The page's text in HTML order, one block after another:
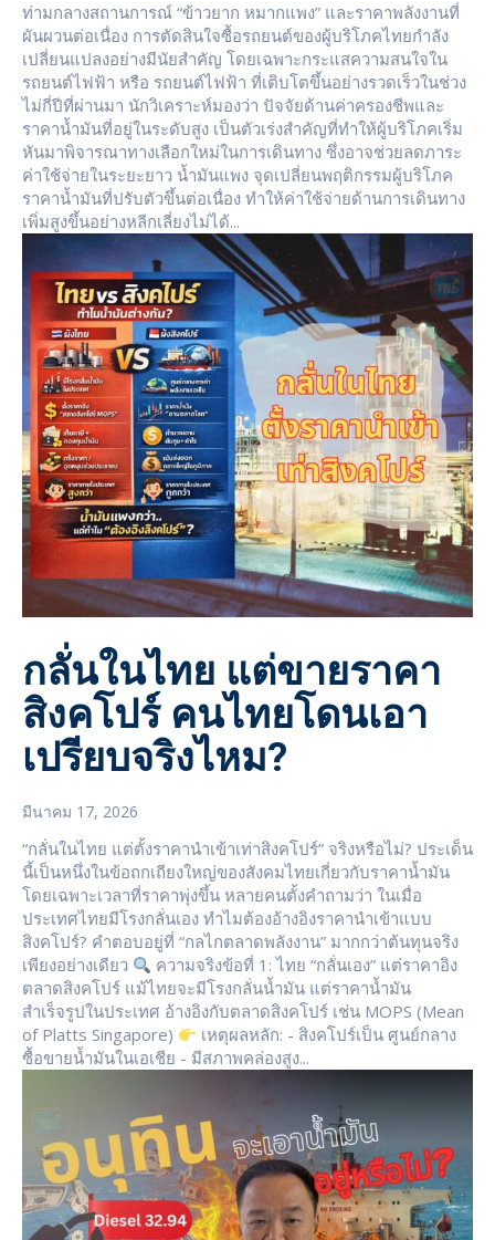
ท่ามกลางสถานการณ์ “ข้าวยาก หมากแพง” และราคาพลังงานที่
ผันผวนต่อเนื่อง การตัดสินใจซื้อรถยนต์ของผู้บริโภคไทยกำลัง
เปลี่ยนแปลงอย่างมีนัยสำคัญ โดยเฉพาะกระแสความสนใจใน
รถยนต์ไฟฟ้า หรือ รถยนต์ไฟฟ้า ที่เติบโตขึ้นอย่างรวดเร็วในช่วง
ไม่กี่ปีที่ผ่านมา นักวิเคราะห์มองว่า ปัจจัยด้านค่าครองชีพและ
ราคาน้ำมันที่อยู่ในระดับสูง เป็นตัวเร่งสำคัญที่ทำให้ผู้บริโภคเริ่ม
หันมาพิจารณาทางเลือกใหม่ในการเดินทาง ซึ่งอาจช่วยลดภาระ
ค่าใช้จ่ายในระยะยาว น้ำมันแพง จุดเปลี่ยนพฤติกรรมผู้บริโภค
ราคาน้ำมันที่ปรับตัวขึ้นต่อเนื่อง ทำให้ค่าใช้จ่ายด้านการเดินทาง
เพิ่มสูงขึ้นอย่างหลีกเลี่ยงไม่ได้...
กลั่นในไทย แต่ขายราคา
สิงคโปร์ คนไทยโดนเอา
เปรียบจริงไหม?
มีนาคม 17, 2026
“กลั่นในไทย แต่ตั้งราคานำเข้าเท่าสิงคโปร์” จริงหรือไม่? ประเด็น
นี้เป็นหนึ่งในข้อถกเถียงใหญ่ของสังคมไทยเกี่ยวกับราคาน้ำมัน
โดยเฉพาะเวลาที่ราคาพุ่งขึ้น หลายคนตั้งคำถามว่า ในเมื่อ
ประเทศไทยมีโรงกลั่นเอง ทำไมต้องอ้างอิงราคานำเข้าแบบ
สิงคโปร์? คำตอบอยู่ที่ “กลไกตลาดพลังงาน” มากกว่าต้นทุนจริง
เพียงอย่างเดียว
ความจริงข้อที่ 1: ไทย “กลั่นเอง” แต่ราคาอิง
ตลาดสิงคโปร์ แม้ไทยจะมีโรงกลั่นน้ำมัน แต่ราคาน้ำมัน
สำเร็จรูปในประเทศ อ้างอิงกับตลาดสิงคโปร์ เช่น MOPS (Mean
of Platts Singapore)
เหตุผลหลัก: - สิงคโปร์เป็น ศูนย์กลาง
ซื้อขายน้ำมันในเอเชีย - มีสภาพคล่องสูง...